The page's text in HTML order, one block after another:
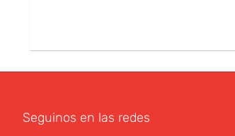
Seguinos en las redes